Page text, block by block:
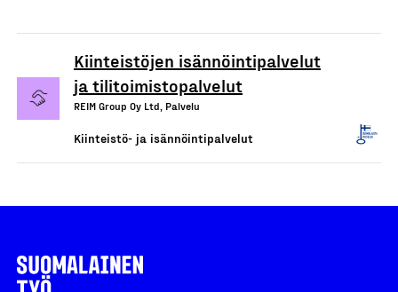
Kiinteistöjen isännöintipalvelut
ja tilitoimistopalvelut
REIM Group Oy Ltd, Palvelu
Kiinteistö- ja isännöintipalvelut